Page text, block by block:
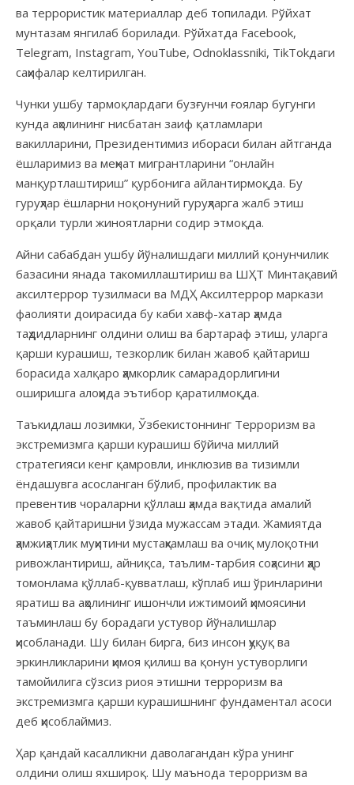
ва террористик материаллар деб топилади. Рўйхат
мунтазам янгилаб борилади. Рўйхатда Facebook,
Telegram, Instagram, YouTube, Odnoklassniki, TikTokдаги
саҳифалар келтирилган.
Чунки ушбу тармоқлардаги бузғунчи ғоялар бугунги
кунда аҳолининг нисбатан заиф қатламлари
вакилларини, Президентимиз ибораси билан айтганда
ёшларимиз ва меҳнат мигрантларини “онлайн
манқуртлаштириш” қурбонига айлантирмоқда. Бу
гуруҳлар ёшларни ноқонуний гуруҳларга жалб этиш
орқали турли жиноятларни содир этмоқда.
Айни сабабдан ушбу йўналишдаги миллий қонунчилик
базасини янада такомиллаштириш ва ШҲТ Минтақавий
аксилтеррор тузилмаси ва МДҲ Аксилтеррор маркази
фаолияти доирасида бу каби хавф-хатар ҳамда
таҳдидларнинг олдини олиш ва бартараф этиш, уларга
қарши курашиш, тезкорлик билан жавоб қайтариш
борасида халқаро ҳамкорлик самарадорлигини
оширишга алоҳида эътибор қаратилмоқда.
Таъкидлаш лозимки, Ўзбекистоннинг Терроризм ва
экстремизмга қарши курашиш бўйича миллий
стратегияси кенг қамровли, инклюзив ва тизимли
ёндашувга асосланган бўлиб, профилактик ва
превентив чораларни қўллаш ҳамда вақтида амалий
жавоб қайтаришни ўзида мужассам этади. Жамиятда
ҳамжиҳатлик муҳитини мустаҳкамлаш ва очиқ мулоқотни
ривожлантириш, айниқса, таълим-тарбия соҳасини ҳар
томонлама қўллаб-қувватлаш, кўплаб иш ўринларини
яратиш ва аҳолининг ишончли ижтимоий ҳимоясини
таъминлаш бу борадаги устувор йўналишлар
ҳисобланади. Шу билан бирга, биз инсон ҳуқуқ ва
эркинликларини ҳимоя қилиш ва қонун устуворлиги
тамойилига сўзсиз риоя этишни терроризм ва
экстремизмга қарши курашишнинг фундаментал асоси
деб ҳисоблаймиз.
Ҳар қандай касалликни даволагандан кўра унинг
олдини олиш яхшироқ. Шу маънода терорризм ва